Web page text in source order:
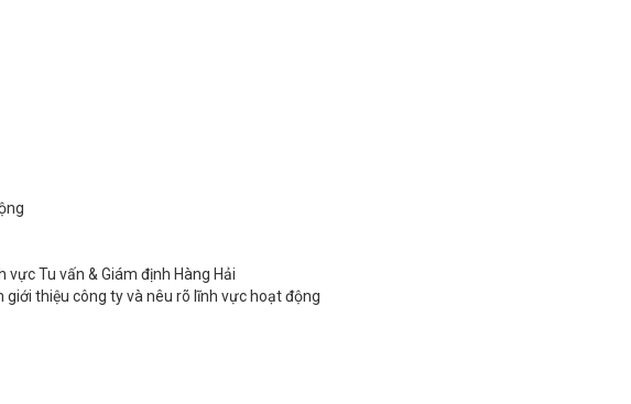
Tu vấn & Giám định Hàng Hải
thiệu công ty và nêu rõ lĩnh vực hoạt động